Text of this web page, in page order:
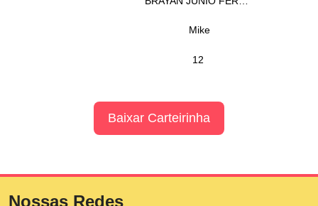
Mike
12
Baixar Carteirinha
Nossas Redes